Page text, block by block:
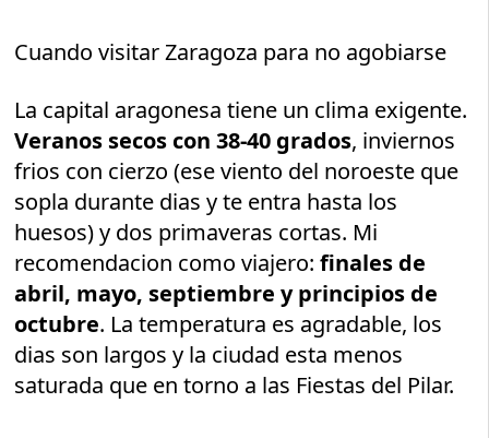
Cuando visitar Zaragoza para no agobiarse
La capital aragonesa tiene un clima exigente.
Veranos secos con 38-40 grados, inviernos
frios con cierzo (ese viento del noroeste que
sopla durante dias y te entra hasta los
huesos) y dos primaveras cortas. Mi
recomendacion como viajero:finales de
abril, mayo, septiembre y principios de
octubre. La temperatura es agradable, los
dias son largos y la ciudad esta menos
saturada que en torno a las Fiestas del Pilar.